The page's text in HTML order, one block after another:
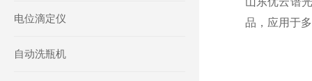
品，应用于
电位滴定仪
自动洗瓶机